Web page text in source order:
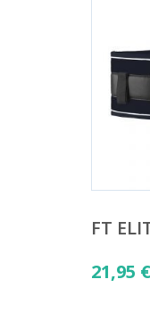
FT
21,95 €